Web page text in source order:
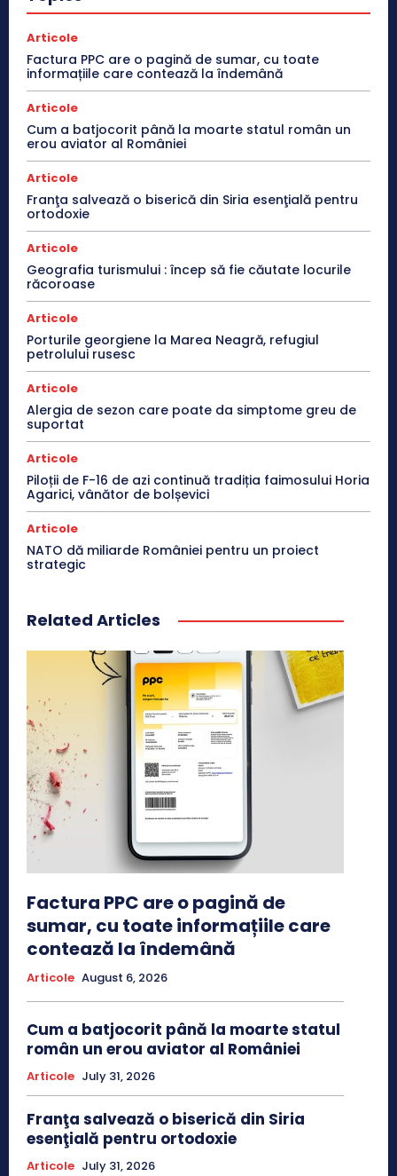
Articole
Factura PPC are o pagină de sumar, cu toate
informațiile care contează la îndemână
Articole
Cum a batjocorit până la moarte statul român un
erou aviator al României
Articole
Franţa salvează o biserică din Siria esenţială pentru
ortodoxie
Articole
Geografia turismului : încep să fie căutate locurile
răcoroase
Articole
Porturile georgiene la Marea Neagră, refugiul
petrolului rusesc
Articole
Alergia de sezon care poate da simptome greu de
suportat
Articole
Piloții de F-16 de azi continuă tradiția faimosului Horia
Agarici, vânător de bolșevici
Articole
NATO dă miliarde României pentru un proiect
strategic
Related Articles
Factura PPC are o pagină de
sumar, cu toate informațiile care
contează la îndemână
Articole August 6, 2026
Cum a batjocorit până la moarte statul
român un erou aviator al României
Articole July 31, 2026
Franţa salvează o biserică din Siria
esenţială pentru ortodoxie
Articole July 31, 2026